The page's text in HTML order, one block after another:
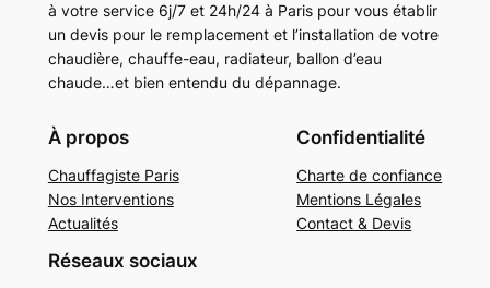
à votre service 6j/7 et 24h/24 à Paris pour vous établir
un devis pour le remplacement et l’installation de votre
chaudière, chauffe-eau, radiateur, ballon d’eau
chaude…et bien entendu du dépannage.
À propos
Chauffagiste Paris
Nos Interventions
Actualités
Confidentialité
Charte de confiance
Mentions Légales
Contact & Devis
Réseaux sociaux